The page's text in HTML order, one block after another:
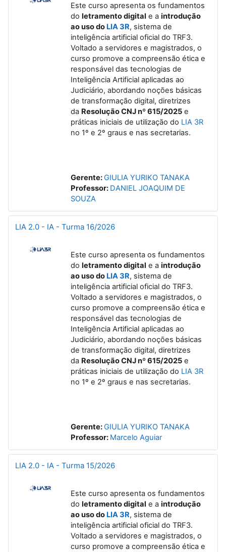
Este curso apresenta os fundamentos
do letramento digital e a introdução
ao uso do LIA 3R, sistema de
inteligência artificial oficial do TRF3.
Voltado a servidores e magistrados, o
curso promove a compreensão ética e
responsável das tecnologias de
Inteligência Artificial aplicadas ao
Judiciário, abordando noções básicas
de transformação digital, diretrizes
da Resolução CNJ nº 615/2025 e
práticas iniciais de utilização do LIA 3R
no 1º e 2º graus e nas secretarias.
Gerente:GIULIA YURIKO TANAKA
Professor: DANIEL JOAQUIM DE
SOUZA
LIA 2.0 - IA - Turma 16/2026
Este curso apresenta os fundamentos
do letramento digital e a introdução
ao uso do LIA 3R, sistema de
inteligência artificial oficial do TRF3.
Voltado a servidores e magistrados, o
curso promove a compreensão ética e
responsável das tecnologias de
Inteligência Artificial aplicadas ao
Judiciário, abordando noções básicas
de transformação digital, diretrizes
da Resolução CNJ nº 615/2025 e
práticas iniciais de utilização do LIA 3R
no 1º e 2º graus e nas secretarias.
Gerente:GIULIA YURIKO TANAKA
Professor: Marcelo Aguiar
LIA 2.0 - IA - Turma 15/2026
Este curso apresenta os fundamentos
do letramento digital e a introdução
ao uso do LIA 3R, sistema de
inteligência artificial oficial do TRF3.
Voltado a servidores e magistrados, o
curso promove a compreensão ética e